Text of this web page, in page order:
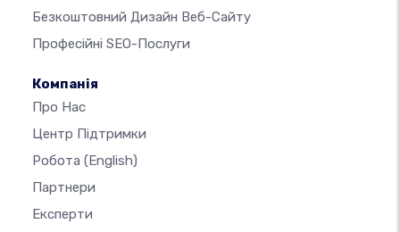
Безкоштовний Дизайн Веб-Сайту
Професійні SEO-Послуги
Компанія
Про Нас
Центр Підтримки
Робота (English)
Партнери
Експерти